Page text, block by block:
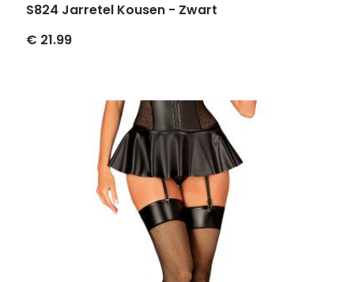
S824 Jarretel Kousen - Zwart
€ 21.99